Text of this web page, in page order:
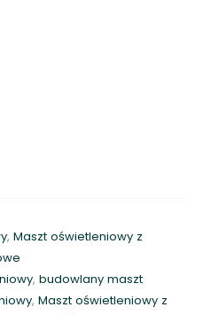
, Maszt oświetleniowy z
, budowlany maszt
, Maszt oświetleniowy z